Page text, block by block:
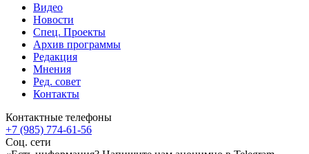
Видео
Новости
Спец. Проекты
Архив программы
Редакция
Мнения
Ред. совет
Контакты
Контактные телефоны
+7 (985) 774-61-56
Соц. сети